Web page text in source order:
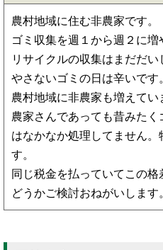
農村地域に住む非農家です。
ゴミ収集を週１から週２に増
リサイクルの収集はまだだ
やさないゴミの日は辛いです
農村地域に非農家も増えてい
農家さんであっても昔みた
はなかなか処理してません
す。
同じ税金を払っていてこの格
どうかご検討おねがいします